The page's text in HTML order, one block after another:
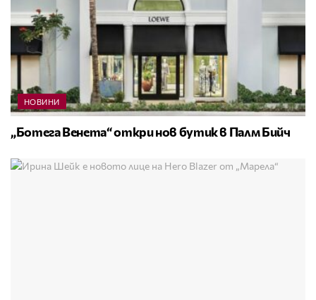
НОВИНИ
„Ботега Венета“ откри нов бутик в Палм Бийч